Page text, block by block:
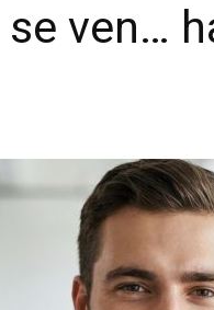
ven…